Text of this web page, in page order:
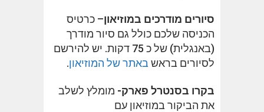
סיורים מודרכים במוזיאון– כרטיס
הכניסה שלכם כולל גם סיור מודרך
(באנגלית) של כ 75 דקות. יש להירשם
לסיורים בראש באתר של המוזיאון.
בקרו בסנטרל פארק- מומלץ לשלב
את הביקור במוזיאון עם